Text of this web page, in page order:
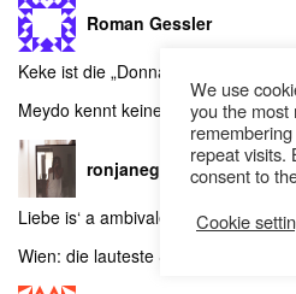
Roman Gessler
Keke ist die „Donna Selvaggia“ //
Meydo kennt keine Grenzen:
ronjaneger
Liebe is‘ a ambivalente G’schicht //
Wien: die lauteste Stadt // BHZ live
We use
you the most
repeat visits.
consent to
Cookie